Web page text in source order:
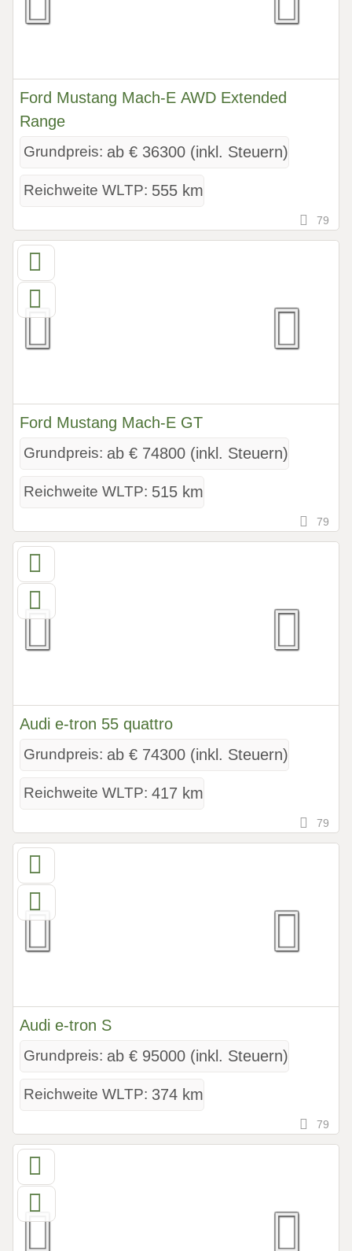
Ford Mustang Mach-E AWD Extended
Range
Grundpreis: ab € 36300 (inkl. Steuern)
Reichweite WLTP: 555 km
79
Ford Mustang Mach-E GT
Grundpreis: ab € 74800 (inkl. Steuern)
Reichweite WLTP: 515 km
79
Audi e-tron 55 quattro
Grundpreis: ab € 74300 (inkl. Steuern)
Reichweite WLTP: 417 km
79
Audi e-tron S
Grundpreis: ab € 95000 (inkl. Steuern)
Reichweite WLTP: 374 km
79